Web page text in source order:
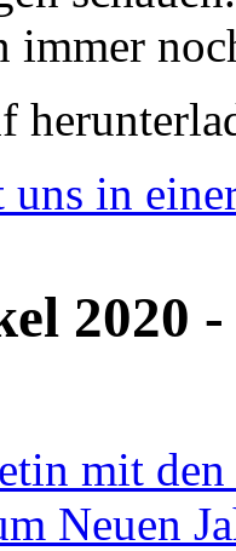
immer
uns in
2020
mit den
Neuen